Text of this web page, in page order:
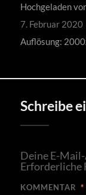
Hochgeladen
7. Februar 2020
Auflösung:
Schreibe
Deine E-
Erforderliche
KOMMENTAR *